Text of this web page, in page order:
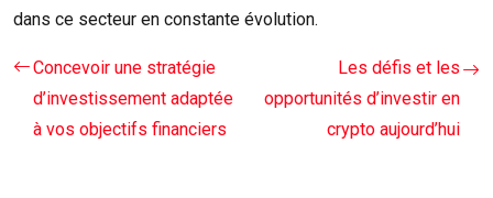
dans ce secteur en constante évolution.
Concevoir une stratégie
d’investissement adaptée
à vos objectifs financiers
Les défis et les
opportunités d’investir en
crypto aujourd’hui